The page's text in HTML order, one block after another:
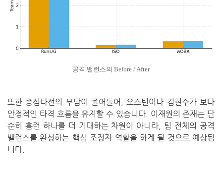
공격 밸런스의 Before / After
또한 중심타선의 부담이 줄어들어, 오스틴이나 김현수가 보다
안정적인 타격 흐름을 유지할 수 있습니다. 이재원의 존재는 단
순히 홈런 하나를 더 기대하는 차원이 아니라, 팀 전체의 공격
밸런스를 완성하는 핵심 조정자 역할을 하게 될 것으로 예상됩
니다.